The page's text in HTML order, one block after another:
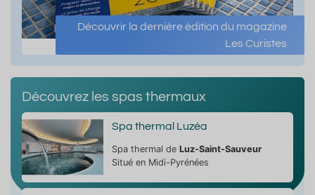
Découvrir la dernière édition du magazine
Les Curistes
Découvrez les spas thermaux
Spa thermal Luzéa
Spa thermal de Luz-Saint-Sauveur
Situé en Midi-Pyrénées